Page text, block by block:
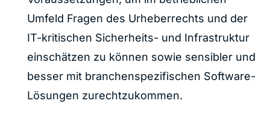
Umfeld Fragen des Urheberrechts und der
IT-kritischen Sicherheits- und Infrastruktur
einschätzen zu können sowie sensibler und
besser mit branchenspezifischen Software-
Lösungen zurechtzukommen.